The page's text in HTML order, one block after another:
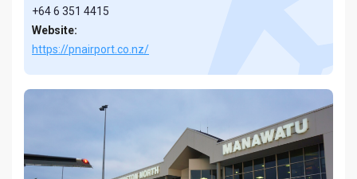
+64 6 351 4415
Website:
https://pnairport.co.nz/